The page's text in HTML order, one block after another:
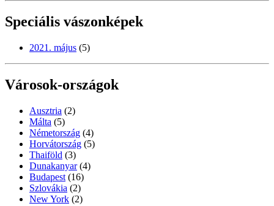
Speciális vászonképek
2021. május (5)
Városok-országok
Ausztria (2)
Málta (5)
Németország (4)
Horvátország (5)
Thaiföld (3)
Dunakanyar (4)
Budapest (16)
Szlovákia (2)
New York (2)